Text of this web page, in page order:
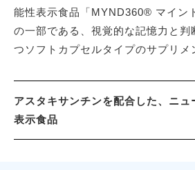
能性表示食品「MYND360® マイン
の一部である、視覚的な記憶力と判
つソフトカプセルタイプのサプリメ
アスタキサンチンを配合した、ニュ
表示食品